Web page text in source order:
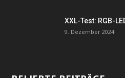
XXL-Test: RGB-
9. Dezember 2024